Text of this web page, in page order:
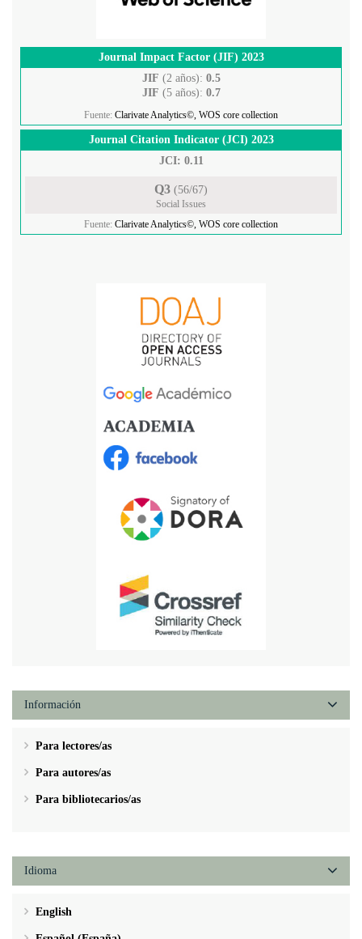
Journal Impact Factor (JIF) 2023
JIF (2 años): 0.5
JIF (5 años): 0.7
Fuente: Clarivate Analytics©, WOS core collection
Journal Citation Indicator (JCI) 2023
JCI: 0.11
Q3 (56/67)
Social Issues
Fuente: Clarivate Analytics©, WOS core collection
Información
Para lectores/as
Para autores/as
Para bibliotecarios/as
Idioma
English